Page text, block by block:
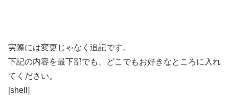
実際には変更じゃなく追記です。
下記の内容を最下部でも、どこでもお好きなところに入れ
てください。
[shell]